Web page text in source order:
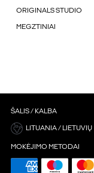
ORIGINALS STUDIO
MEGZTINIAI
ŠALIS / KALBA
LITUANIA / LIETUVIŲ
MOKĖJIMO METODAI